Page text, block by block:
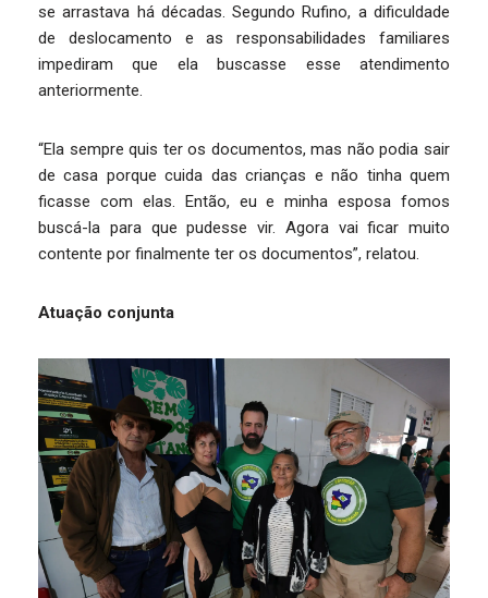
se arrastava há décadas. Segundo Rufino, a dificuldade
de deslocamento e as responsabilidades familiares
impediram que ela buscasse esse atendimento
anteriormente.
“Ela sempre quis ter os documentos, mas não podia sair
de casa porque cuida das crianças e não tinha quem
ficasse com elas. Então, eu e minha esposa fomos
buscá-la para que pudesse vir. Agora vai ficar muito
contente por finalmente ter os documentos”, relatou.
Atuação conjunta